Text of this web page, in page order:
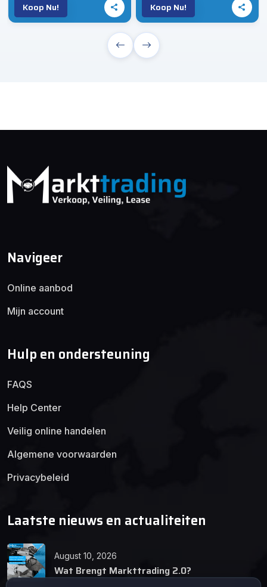
Koop Nu! Koop Nu!
Navigeer
Online aanbod
Mijn account
Hulp en ondersteuning
FAQS
Help Center
Veilig online handelen
Algemene voorwaarden
Privacybeleid
Laatste nieuws en actualiteiten
August 10, 2026
Wat Brengt Markttrading 2.0?